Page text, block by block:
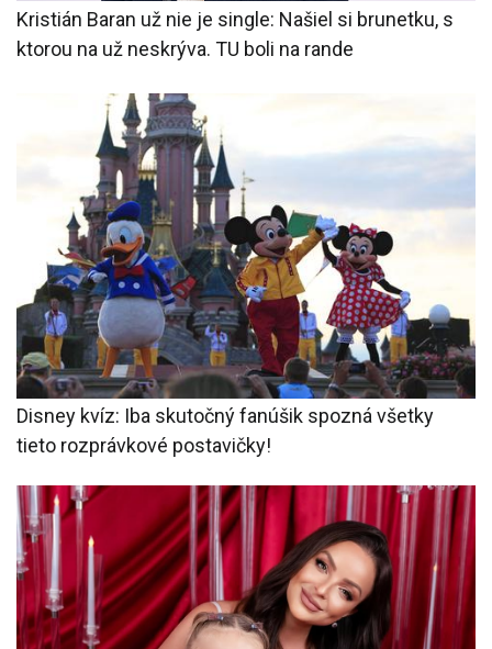
Kristián Baran už nie je single: Našiel si brunetku, s
ktorou na už neskrýva. TU boli na rande
Disney kvíz: Iba skutočný fanúšik spozná všetky
tieto rozprávkové postavičky!